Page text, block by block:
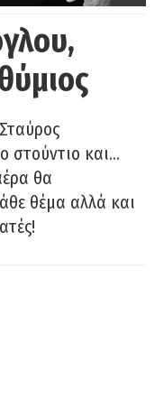
στούντιο και…
θα
θέμα αλλά και